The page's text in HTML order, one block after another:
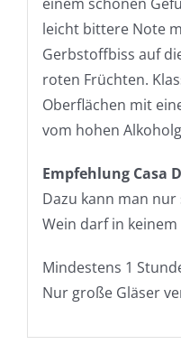
leicht bittere Note
Gerbstoffbiss auf
roten Früchten.
Oberflächen mit
vom hohen
Empfehlung Casa
Dazu kann man nur
Wein darf in
Mindestens 1
Nur große Gläser